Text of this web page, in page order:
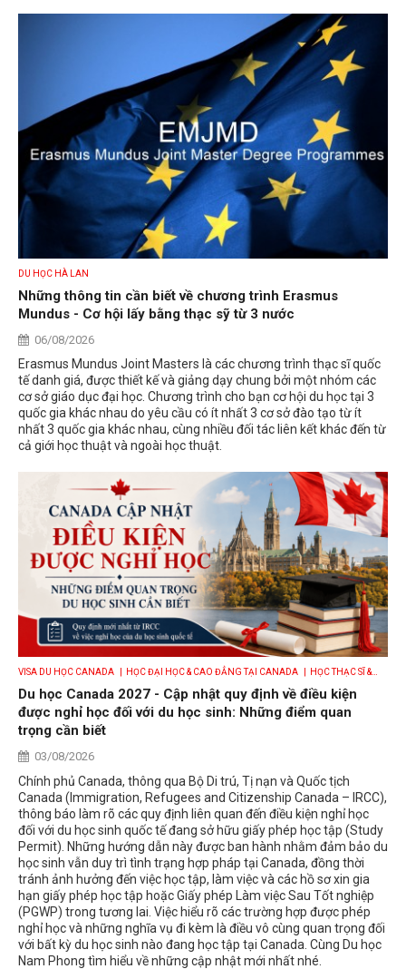
DU HỌC HÀ LAN
Những thông tin cần biết về chương trình Erasmus
Mundus - Cơ hội lấy bằng thạc sỹ từ 3 nước
06/08/2026
Erasmus Mundus Joint Masters là các chương trình thạc sĩ quốc
tế danh giá, được thiết kế và giảng dạy chung bởi một nhóm các
cơ sở giáo dục đại học. Chương trình cho bạn cơ hội du học tại 3
quốc gia khác nhau do yêu cầu có ít nhất 3 cơ sở đào tạo từ ít
nhất 3 quốc gia khác nhau, cùng nhiều đối tác liên kết khác đến từ
cả giới học thuật và ngoài học thuật.
VISA DU HỌC CANADA | HỌC ĐẠI HỌC & CAO ĐẲNG TẠI CANADA
| HỌC THẠC SĨ &
SAU ĐẠI HỌC TẠI CANADA| DU HỌC CANADA THEO NGÀNH
Du học Canada 2027 - Cập nhật quy định về điều kiện
được nghỉ học đối với du học sinh: Những điểm quan
trọng cần biết
03/08/2026
Chính phủ Canada, thông qua Bộ Di trú, Tị nạn và Quốc tịch
Canada (Immigration, Refugees and Citizenship Canada – IRCC),
thông báo làm rõ các quy định liên quan đến điều kiện nghỉ học
đối với du học sinh quốc tế đang sở hữu giấy phép học tập (Study
Permit). Những hướng dẫn này được ban hành nhằm đảm bảo du
học sinh vẫn duy trì tình trạng hợp pháp tại Canada, đồng thời
tránh ảnh hưởng đến việc học tập, làm việc và các hồ sơ xin gia
hạn giấy phép học tập hoặc Giấy phép Làm việc Sau Tốt nghiệp
(PGWP) trong tương lai. Việc hiểu rõ các trường hợp được phép
nghỉ học và những nghĩa vụ đi kèm là điều vô cùng quan trọng đối
với bất kỳ du học sinh nào đang học tập tại Canada. Cùng Du học
Nam Phong tìm hiểu về những cập nhật mới nhất nhé.